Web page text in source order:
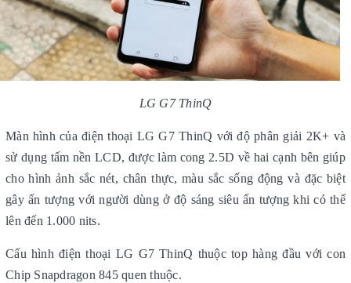
LG G7 ThinQ
Màn hình của điện thoại LG G7 ThinQ với độ phân giải 2K+ và
sử dụng tấm nền LCD, được làm cong 2.5D về hai cạnh bên giúp
cho hình ảnh sắc nét, chân thực, màu sắc sống động và đặc biệt
gây ấn tượng với người dùng ở độ sáng siêu ấn tượng khi có thể
lên đến 1.000 nits.
Cấu hình điện thoại LG G7 ThinQ thuộc top hàng đầu với con
Chip Snapdragon 845 quen thuộc.